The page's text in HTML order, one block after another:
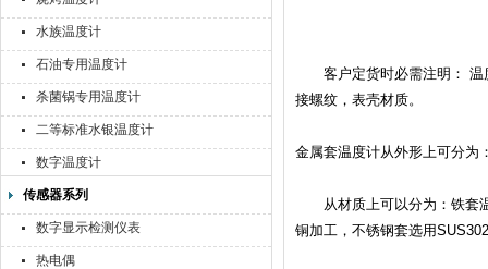
水族温度计
石油专用温度计
杀菌锅专用温度计
二等标准水银温度计
数字温度计
传感器系列
数字显示检测仪表
热电偶
客户定货时必需注明： 温
接螺纹，表壳材质。
金属套温度计从外形上可分为
从材质上可以分为：铁套温
铜加工，不锈钢套选用